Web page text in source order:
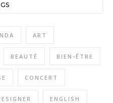
ART
BEAUTÉ BIEN-ÊTRE
CONCERT
ENGLISH